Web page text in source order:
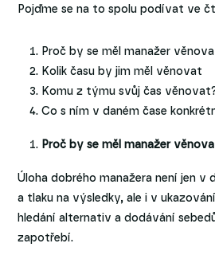
Pojďme se na to spolu podívat ve
Proč by se měl manažer
Kolik času by jim měl věnovat
Komu z týmu svůj čas
Co s ním v daném čase
Proč by se měl manažer
Úloha dobrého manažera není jen v
a tlaku na výsledky, ale i v
hledání alternativ a dodávání
zapotřebí.